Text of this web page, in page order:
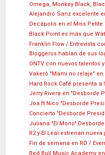
Omega, Monkey Black,
Alejandro Sanz excelente
Decápolis en el Miss Petite
Black Point es más que
Franklin Flow / Entrevista
Bloggeros hablan de sus
ONTV con nuevos talentos
Vakeró "Mami no relaje" en
Hard Rock Café presenta a
Jerry Rivera en "Desborde
Joa ft Nico "Desborde
Concierto "Desborde
Juliana "El Mono"
R2 y El Leal estrenan
Fin de semana en RD /
Red Bull Music Academy en